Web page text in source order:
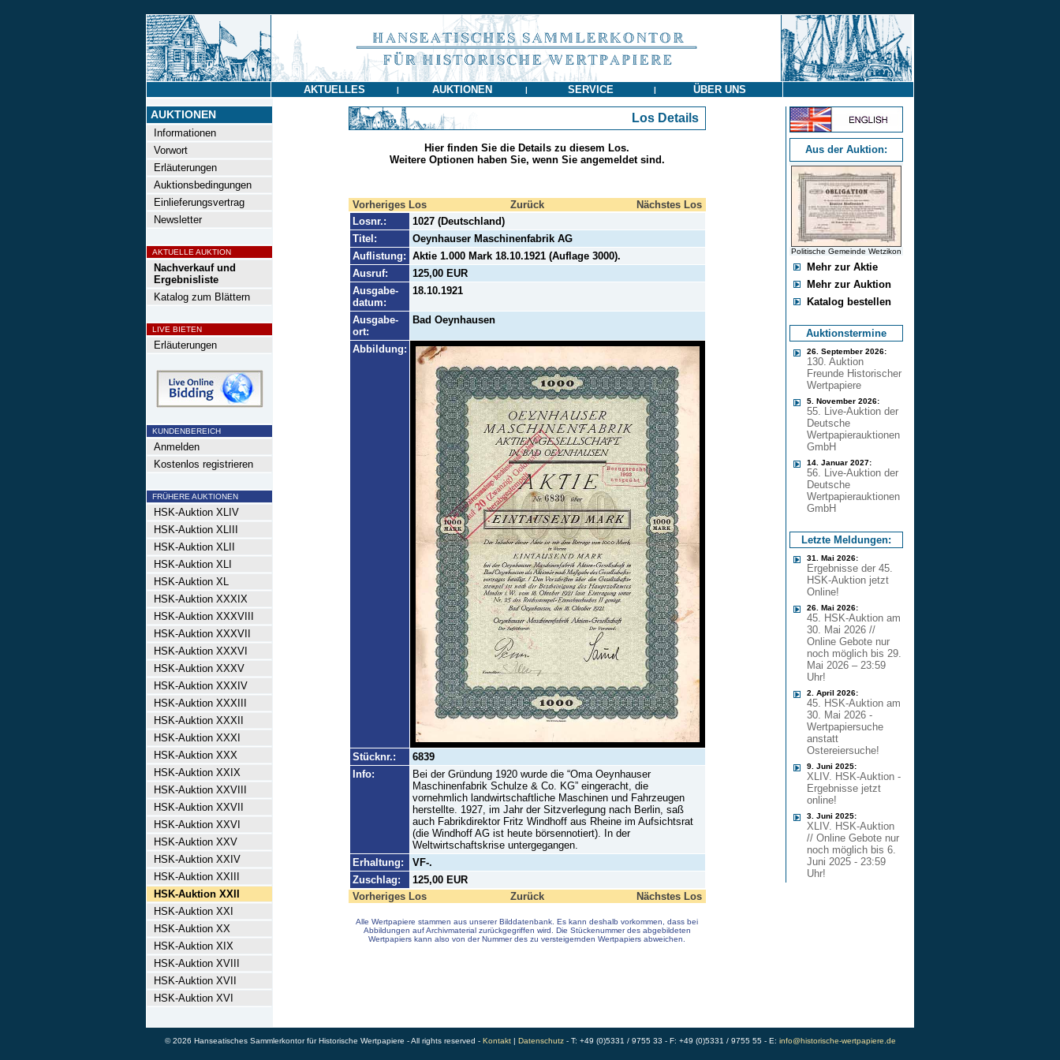
AKTUELLES | AUKTIONEN | SERVICE | ÜBER UNS
AUKTIONEN
Informationen
Vorwort
Erläuterungen
Auktionsbedingungen
Einlieferungsvertrag
Newsletter
AKTUELLE AUKTION
Nachverkauf und
Ergebnisliste
Katalog zum Blättern
LIVE BIETEN
Erläuterungen
KUNDENBEREICH
Anmelden
Kostenlos registrieren
FRÜHERE AUKTIONEN
HSK-Auktion XLIV
HSK-Auktion XLIII
HSK-Auktion XLII
HSK-Auktion XLI
HSK-Auktion XL
HSK-Auktion XXXIX
HSK-Auktion XXXVIII
HSK-Auktion XXXVII
HSK-Auktion XXXVI
HSK-Auktion XXXV
HSK-Auktion XXXIV
HSK-Auktion XXXIII
HSK-Auktion XXXII
HSK-Auktion XXXI
HSK-Auktion XXX
HSK-Auktion XXIX
HSK-Auktion XXVIII
HSK-Auktion XXVII
HSK-Auktion XXVI
HSK-Auktion XXV
HSK-Auktion XXIV
HSK-Auktion XXIII
HSK-Auktion XXII
HSK-Auktion XXI
HSK-Auktion XX
HSK-Auktion XIX
HSK-Auktion XVIII
HSK-Auktion XVII
HSK-Auktion XVI
Los Details
Hier finden Sie die Details zu diesem Los.
Weitere Optionen haben Sie, wenn Sie angemeldet sind.
Vorheriges Los Zurück
Nächstes Los
Losnr.:
1027 (Deutschland)
Titel:
Oeynhauser Maschinenfabrik AG
Auflistung: Aktie 1.000 Mark 18.10.1921 (Auflage 3000).
Ausruf:
125,00 EUR
Ausgabe-
datum:
18.10.1921
Ausgabe-
ort:
Bad Oeynhausen
Abbildung:
Stücknr.:
6839
Info:
Bei der Gründung 1920 wurde die “Oma Oeynhauser
Maschinenfabrik Schulze & Co. KG” eingeracht, die
vornehmlich landwirtschaftliche Maschinen und Fahrzeugen
herstellte. 1927, im Jahr der Sitzverlegung nach Berlin, saß
auch Fabrikdirektor Fritz Windhoff aus Rheine im Aufsichtsrat
(die Windhoff AG ist heute börsennotiert). In der
Weltwirtschaftskrise untergegangen.
Erhaltung:
VF-.
Zuschlag:
125,00 EUR
Vorheriges Los
Zurück Nächstes Los
Alle Wertpapiere stammen aus unserer Bilddatenbank. Es kann deshalb vorkommen, dass bei
Abbildungen auf Archivmaterial zurückgegriffen wird. Die Stückenummer des abgebildeten
Wertpapiers kann also von der Nummer des zu versteigernden Wertpapiers abweichen.
Aus der Auktion:
Politische Gemeinde Wetzikon
Mehr zur Aktie
Mehr zur Auktion
Katalog bestellen
Auktionstermine
26. September 2026:
130. Auktion
Freunde Historischer
Wertpapiere
5. November 2026:
55. Live-Auktion der
Deutsche
Wertpapierauktionen
GmbH
14. Januar 2027:
56. Live-Auktion der
Deutsche
Wertpapierauktionen
GmbH
Letzte Meldungen:
31. Mai 2026:
Ergebnisse der 45.
HSK-Auktion jetzt
Online!
26. Mai 2026:
45. HSK-Auktion am
30. Mai 2026 //
Online Gebote nur
noch möglich bis 29.
Mai 2026 – 23:59
Uhr!
2. April 2026:
45. HSK-Auktion am
30. Mai 2026 -
Wertpapiersuche
anstatt
Ostereiersuche!
9. Juni 2025:
XLIV. HSK-Auktion -
Ergebnisse jetzt
online!
3. Juni 2025:
XLIV. HSK-Auktion
// Online Gebote nur
noch möglich bis 6.
Juni 2025 - 23:59
Uhr!
© 2026 Hanseatisches Sammlerkontor für Historische Wertpapiere - All rights reserved - Kontakt| Datenschutz- T: +49 (0)5331 / 9755 33 - F: +49 (0)5331 / 9755 55 - E: info@historische-wertpapiere.de